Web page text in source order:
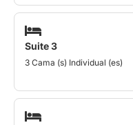
Suite 3
3 Cama (s) Individual (es)